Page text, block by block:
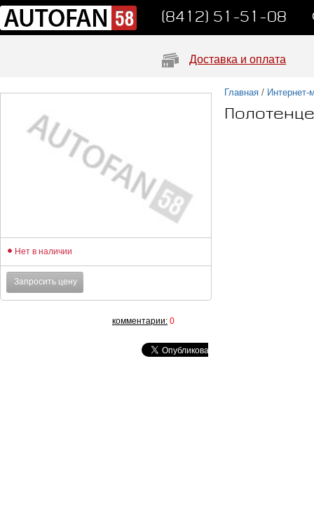
(8412) 51-51-08
Доставка и оплата
Главная / Интернет-
Нет в наличии
Запросить цену
комментарии: 0